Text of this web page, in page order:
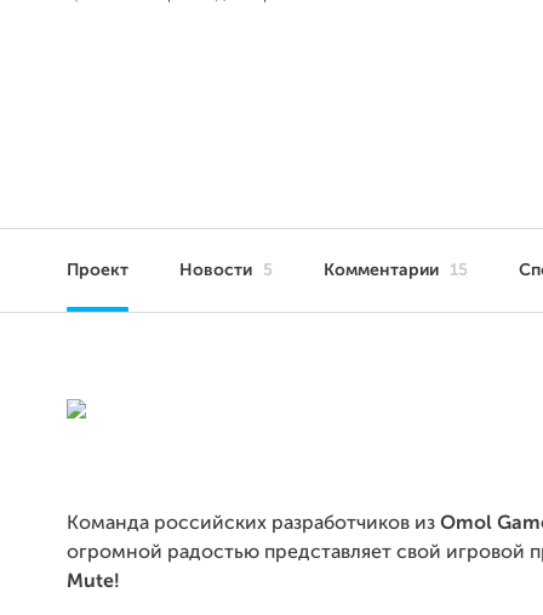
Проект Новости 5 Комментарии 15
Команда российских разработчиков из Omol
огромной радостью представляет свой игровой
Mute!